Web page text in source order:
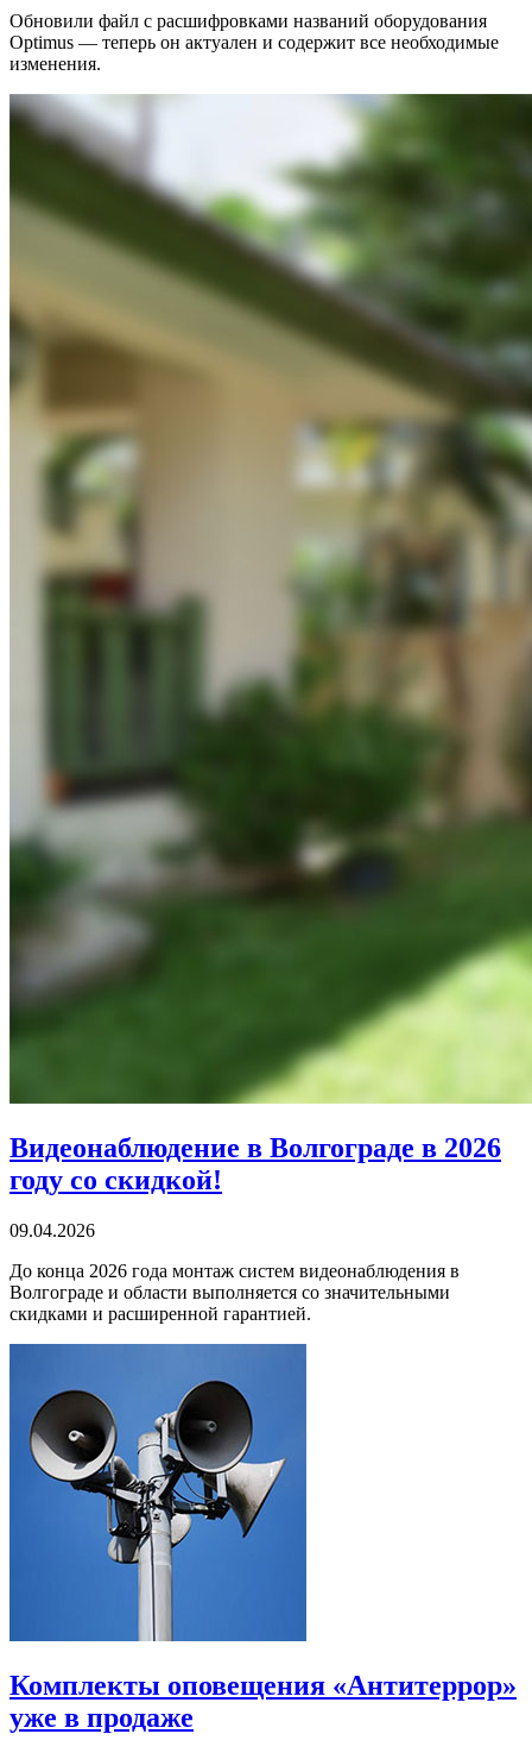
Обновили файл с расшифровками названий оборудования
Optimus — теперь он актуален и содержит все необходимые
изменения.
Видеонаблюдение в Волгограде в 2026
году со скидкой!
09.04.2026
До конца 2026 года монтаж систем видеонаблюдения в
Волгограде и области выполняется со значительными
скидками и расширенной гарантией.
Комплекты оповещения «Антитеррор»
уже в продаже